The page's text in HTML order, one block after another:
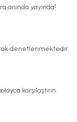
anında yayında!
denetlenmektedir.
karşılaştırın.